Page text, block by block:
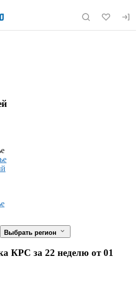
по сайту
КРС за 22 неделю от
Выбрать регион
КРС за 22 неделю от 01